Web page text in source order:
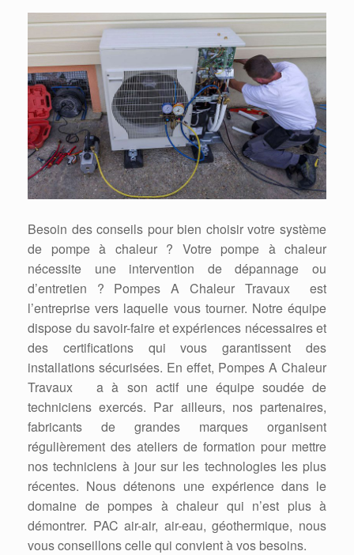
Besoin des conseils pour bien choisir votre système
de pompe à chaleur ? Votre pompe à chaleur
nécessite une intervention de dépannage ou
d’entretien ? Pompes A Chaleur Travaux est
l’entreprise vers laquelle vous tourner. Notre équipe
dispose du savoir-faire et expériences nécessaires et
des certifications qui vous garantissent des
installations sécurisées. En effet, Pompes A Chaleur
Travaux a à son actif une équipe soudée de
techniciens exercés. Par ailleurs, nos partenaires,
fabricants de grandes marques organisent
régulièrement des ateliers de formation pour mettre
nos techniciens à jour sur les technologies les plus
récentes. Nous détenons une expérience dans le
domaine de pompes à chaleur qui n’est plus à
démontrer. PAC air-air, air-eau, géothermique, nous
vous conseillons celle qui convient à vos besoins.